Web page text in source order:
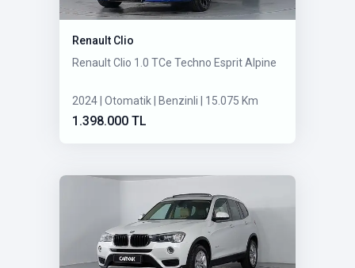
Renault Clio
Renault Clio 1.0 TCe Techno Esprit Alpine
2024 | Otomatik | Benzinli | 15.075 Km
1.398.000 TL